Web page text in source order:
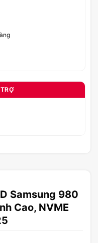
Samsung 980
Cao, NVME